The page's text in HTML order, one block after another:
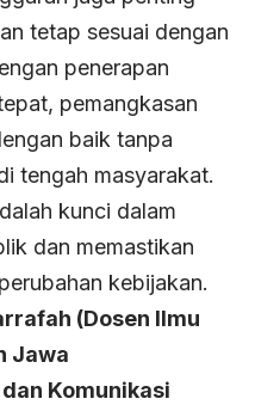
tetap sesuai dengan
penerapan
pemangkasan
baik tanpa
tengah masyarakat.
kunci dalam
dan memastikan
kebijakan.
(Dosen Ilmu
Jawa
Komunikasi